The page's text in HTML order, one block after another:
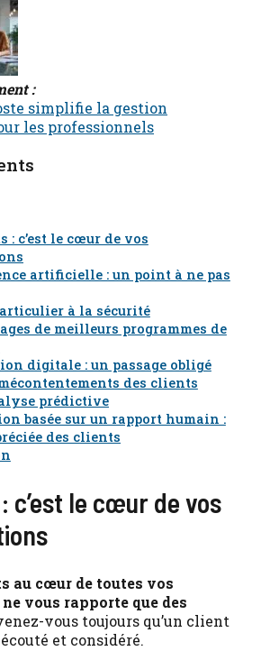
:
simplifie la gestion
les professionnels
: c’est le cœur de vos
artificielle : un point à ne pas
à la sécurité
de meilleurs programmes de
digitale : un passage obligé
des clients
prédictive
basée sur un rapport humain :
des clients
c’est le cœur de vos
au cœur de toutes vos
vous rapporte que des
vous toujours qu’un client
et considéré.